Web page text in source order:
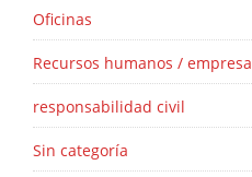
Oficinas
Recursos humanos / empresa
responsabilidad civil
Sin categoría